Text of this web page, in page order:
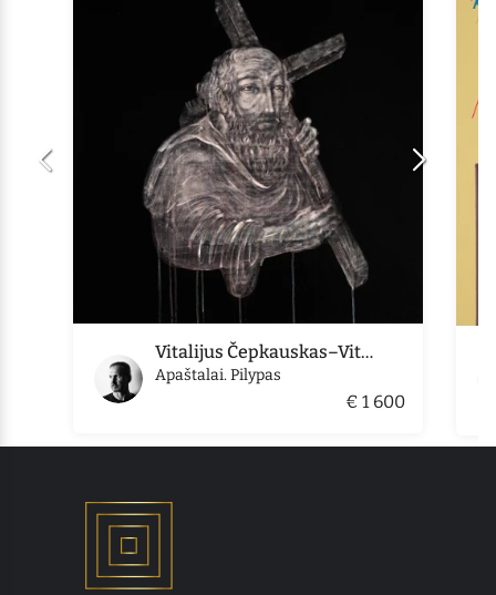
Vitalijus Čepkauskas–Vitalis
Apaštalai. Pilypas
€ 1 600